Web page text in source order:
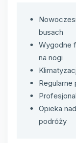
busach
Wygodne
na nogi
Opieka
podróży